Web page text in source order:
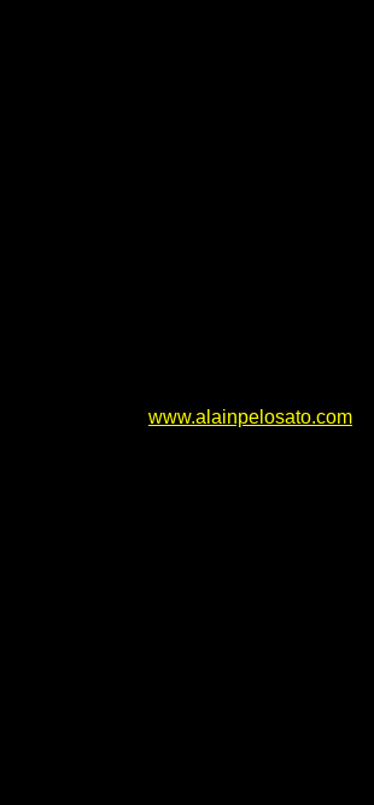
www.alainpelosato.com